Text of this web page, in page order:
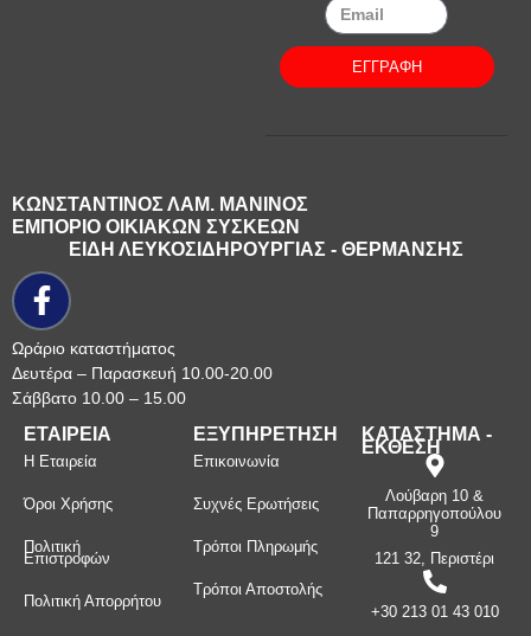
ΕΓΓΡΑΦΗ
ΚΩΝΣΤΑΝΤΙΝΟΣ ΛΑΜ. ΜΑΝΙΝΟΣ
ΕΜΠΟΡΙΟ ΟΙΚΙΑΚΩΝ ΣΥΣΚΕΩΝ
ΕΙΔΗ ΛΕΥΚΟΣΙΔΗΡΟΥΡΓΙΑΣ - ΘΕΡΜΑΝΣΗΣ
Ωράριο καταστήματος
Δευτέρα – Παρασκευή 10.00-20.00
Σάββατο 10.00 – 15.00
ΕΤΑΙΡΕΙΑ
Η Εταιρεία
Όροι Χρήσης
Πολιτική
Επιστροφών
Πολιτική Απορρήτου
ΕΞΥΠΗΡΕΤΗΣΗ
Επικοινωνία
Συχνές Ερωτήσεις
Τρόποι Πληρωμής
Τρόποι Αποστολής
ΚΑΤΑΣΤΗΜΑ -
ΕΚΘΕΣΗ
Λούβαρη 10 &
Παπαρρηγοπούλου
9
121 32, Περιστέρι
+30 213 01 43 010